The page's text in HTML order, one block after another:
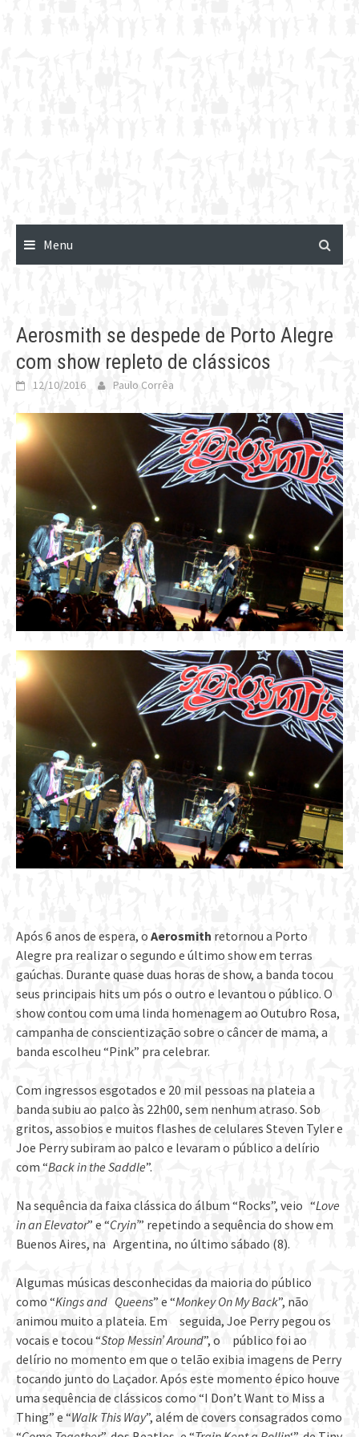
Menu
Aerosmith se despede de Porto Alegre
com show repleto de clássicos
12/10/2016 Paulo Corrêa
Após 6 anos de espera, o Aerosmith retornou a Porto
Alegre pra realizar o segundo e último show em terras
gaúchas. Durante quase duas horas de show, a banda tocou
seus principais hits um pós o outro e levantou o público. O
show contou com uma linda homenagem ao Outubro Rosa,
campanha de conscientização sobre o câncer de mama, a
banda escolheu “Pink” pra celebrar.
Com ingressos esgotados e 20 mil pessoas na plateia a
banda subiu ao palco às 22h00, sem nenhum atraso. Sob
gritos, assobios e muitos flashes de celulares Steven Tyler e
Joe Perry subiram ao palco e levaram o público a delírio
com “Back in the Saddle”.
Na sequência da faixa clássica do álbum “Rocks”, veio “Love
in an Elevator” e “Cryin’” repetindo a sequência do show em
Buenos Aires, na Argentina, no último sábado (8).
Algumas músicas desconhecidas da maioria do público
como “Kings and Queens” e “Monkey On My Back”, não
animou muito a plateia. Em seguida, Joe Perry pegou os
vocais e tocou “Stop Messin’ Around”, o público foi ao
delírio no momento em que o telão exibia imagens de Perry
tocando junto do Laçador. Após este momento épico houve
uma sequência de clássicos como “I Don’t Want to Miss a
Thing” e “Walk This Way”, além de covers consagrados como